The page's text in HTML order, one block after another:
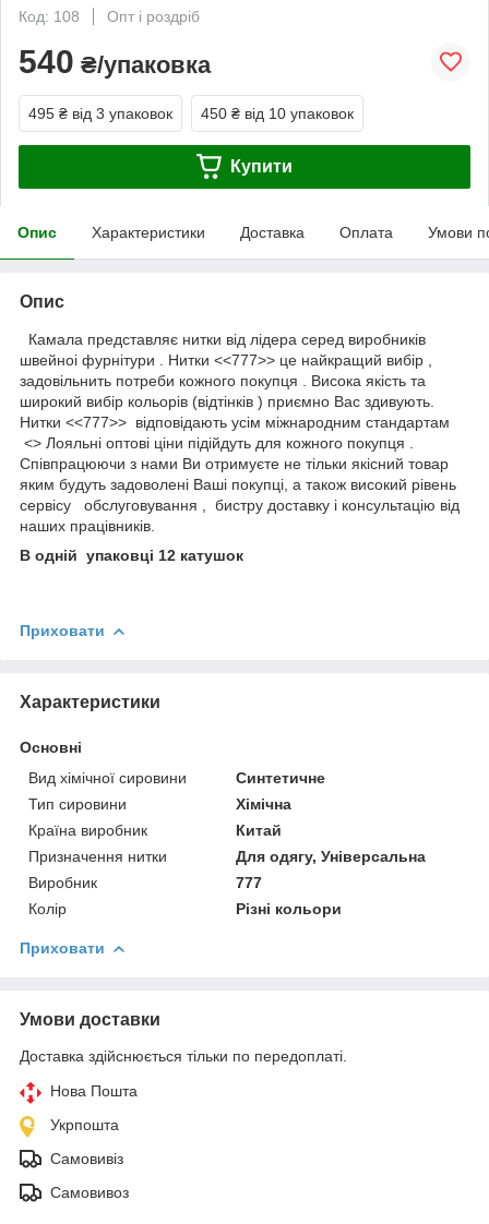
Код: 108
Опт і роздріб
540 ₴/упаковка
495 ₴ від 3 упаковок 450 ₴ від 10 упаковок
Купити
Опис Характеристики Доставка Оплата Умови
Опис
Камала представляє нитки від лідера серед виробників
швейноі фурнітури . Нитки <<777>> це найкращий вибір ,
задовільнить потреби кожного покупця . Висока якість та
широкий вибір кольорів (відтінків ) приємно Вас здивують.
Нитки <<777>> відповідають усім міжнародним стандартам
<> Лояльні оптові ціни підійдуть для кожного покупця .
Співпрацюючи з нами Ви отримуєте не тільки якісний товар
яким будуть задоволені Ваші покупці, а також високий рівень
сервісу обслуговування , бистру доставку і консультацію від
наших працівників.
В одній упаковці 12 катушок
Приховати
Характеристики
Основні
Вид хімічної сировини
Синтетичне
Тип сировини
Хімічна
Країна виробник
Китай
Призначення нитки
Для одягу, Універсальна
Виробник
777
Колір
Різні кольори
Приховати
Умови доставки
Доставка здійснюється тільки по передоплаті.
Нова Пошта
Укрпошта
Самовивіз
Самовивоз